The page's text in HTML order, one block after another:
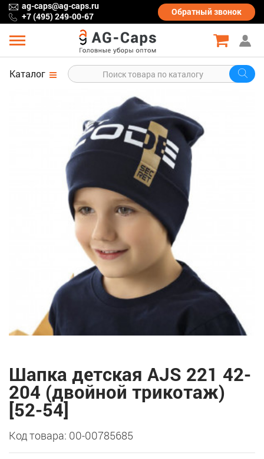
ag-caps@ag-caps.ru
+7 (495) 249-00-67
Обратныйзвонок
Каталог
Шапка детская AJS 221 42-
204 (двойной трикотаж)
[52-54]
Код товара: 00-00785685